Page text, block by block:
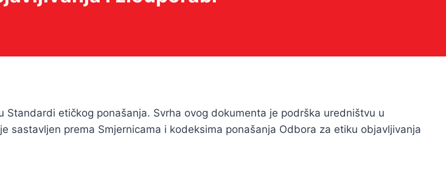
etičkog ponašanja. Svrha ovog dokumenta je podrška uredništvu u
sastavljen prema Smjernicama i kodeksima ponašanja Odbora za etiku objavljivanja